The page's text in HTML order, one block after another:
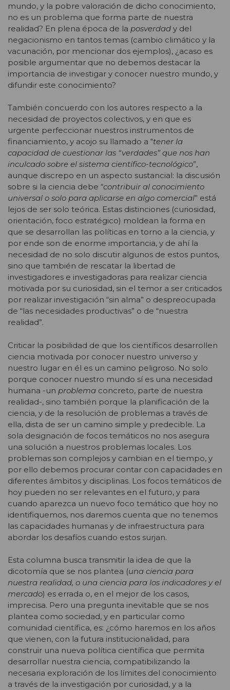
mundo, y la pobre valoración de dicho conocimiento,
no es un problema que forma parte de nuestra
realidad? En plena época de la posverdad y del
negacionismo en tantos temas (cambio climático y la
vacunación, por mencionar dos ejemplos), ¿acaso es
posible argumentar que no debemos destacar la
importancia de investigar y conocer nuestro mundo, y
difundir este conocimiento?
También concuerdo con los autores respecto a la
necesidad de proyectos colectivos, y en que es
urgente perfeccionar nuestros instrumentos de
financiamiento, y acojo su llamado a “tener la
capacidad de cuestionar las “verdades” que nos han
inculcado sobre el sistema científico-tecnológico”,
aunque discrepo en un aspecto sustancial: la discusión
sobre si la ciencia debe “contribuir al conocimiento
universal o solo para aplicarse en algo comercial” está
lejos de ser solo teórica. Estas distinciones (curiosidad,
orientación, foco estratégico) moldean la forma en
que se desarrollan las políticas en torno a la ciencia, y
por ende son de enorme importancia, y de ahí la
necesidad de no solo discutir algunos de estos puntos,
sino que también de rescatar la libertad de
investigadores e investigadoras para realizar ciencia
motivada por su curiosidad, sin el temor a ser criticados
por realizar investigación “sin alma” o despreocupada
de “las necesidades productivas” o de “nuestra
realidad”.
Criticar la posibilidad de que los científicos desarrollen
ciencia motivada por conocer nuestro universo y
nuestro lugar en él es un camino peligroso. No solo
porque conocer nuestro mundo sí es una necesidad
humana -un problema concreto, parte de nuestra
realidad-, sino también porque la planificación de la
ciencia, y de la resolución de problemas a través de
ella, dista de ser un camino simple y predecible. La
sola designación de focos temáticos no nos asegura
una solución a nuestros problemas locales. Los
problemas son complejos y cambian en el tiempo, y
por ello debemos procurar contar con capacidades en
diferentes ámbitos y disciplinas. Los focos temáticos de
hoy pueden no ser relevantes en el futuro, y para
cuando aparezca un nuevo foco temático que hoy no
identifiquemos, nos daremos cuenta que no tenemos
las capacidades humanas y de infraestructura para
abordar los desafíos cuando estos surjan.
Esta columna busca transmitir la idea de que la
dicotomía que se nos plantea (una ciencia para
nuestra realidad, o una ciencia para los indicadores y el
mercado) es errada o, en el mejor de los casos,
imprecisa. Pero una pregunta inevitable que se nos
plantea como sociedad, y en particular como
comunidad científica, es: ¿cómo haremos en los años
que vienen, con la futura institucionalidad, para
construir una nueva política científica que permita
desarrollar nuestra ciencia, compatibilizando la
necesaria exploración de los límites del conocimiento
a través de la investigación por curiosidad, y a la